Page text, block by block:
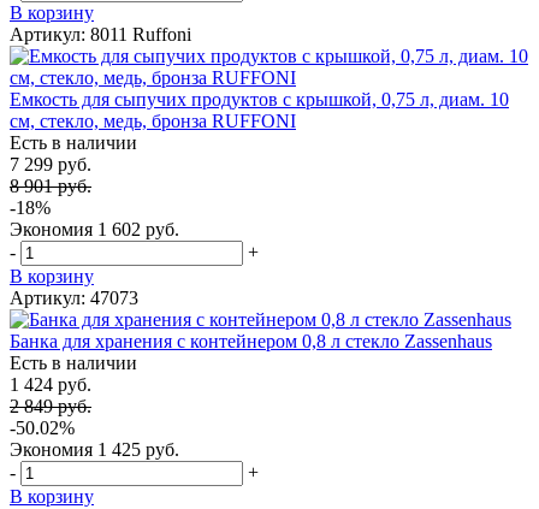
В корзину
Артикул: 8011 Ruffoni
Емкость для сыпучих продуктов с крышкой, 0,75 л, диам. 10
см, стекло, медь, бронза RUFFONI
Есть в наличии
7 299 руб.
8 901 руб.
-18%
Экономия 1 602 руб.
-
+
В корзину
Артикул: 47073
Банка для хранения с контейнером 0,8 л стекло Zassenhaus
Есть в наличии
1 424 руб.
2 849 руб.
-50.02%
Экономия 1 425 руб.
-
+
В корзину